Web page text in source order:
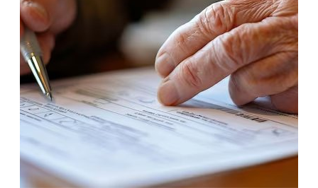
11 Maggio 2026
Vendere casa da ristrutturare: come ottenere
il miglior prezzo